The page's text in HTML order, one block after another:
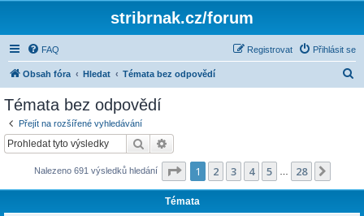
stribrnak.cz/forum
FAQ Přihlásit se
Registrovat
Obsah fóra Hledat Témata bez odpovědí
Témata bez odpovědí
Přejít na rozšířené vyhledávání
Hledat
Nalezeno 691 výsledků hledání Stránka z 28
1 2 3 4 5 28
Témata